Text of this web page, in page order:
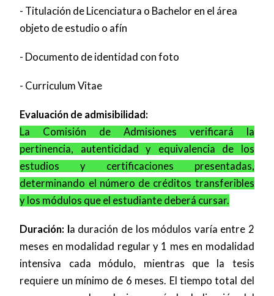
- Titulación de Licenciatura o Bachelor en el área
objeto de estudio o afín
- Documento de identidad con foto
- Curriculum Vitae
Evaluación de admisibilidad:
La Comisión de Admisiones verificará la
pertinencia, autenticidad y equivalencia de los
estudios y certificaciones presentadas,
determinando el número de créditos transferibles
y los módulos que el estudiante deberá cursar.
Duración: l a duración de los módulos varía entre 2
meses en modalidad regular y 1 mes en modalidad
intensiva cada módulo, mientras que la tesis
requiere un mínimo de 6 meses. El tiempo total del